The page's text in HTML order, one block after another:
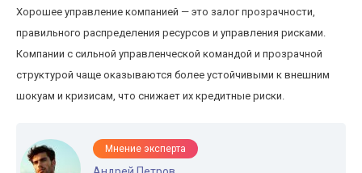
Хорошее управление компанией — это залог прозрачности,
правильного распределения ресурсов и управления рисками.
Компании с сильной управленческой командой и прозрачной
структурой чаще оказываются более устойчивыми к внешним
шокуам и кризисам, что снижает их кредитные риски.
Мнение эксперта